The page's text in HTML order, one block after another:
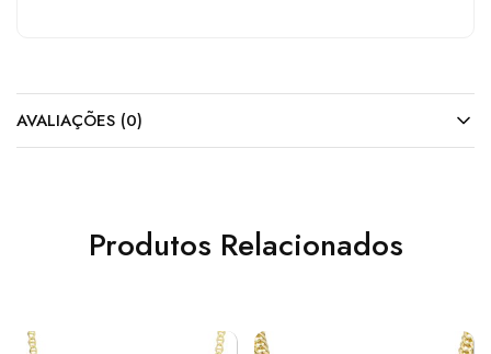
AVALIAÇÕES (0)
Produtos Relacionados